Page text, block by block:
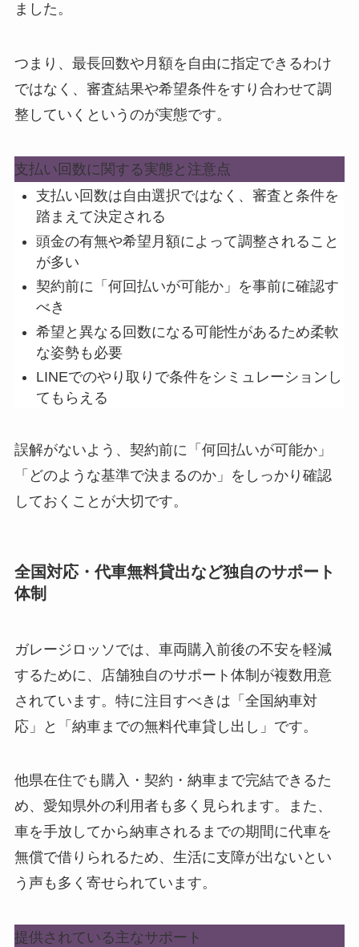
ました。
つまり、 最長回数や月額を自由に指定できるわけ
ではなく、審査結果や希望条件をすり合わせて調
整していく というのが実態です。
支払い回数に関する実態と注意点
支払い回数は自由選択ではなく、審査と条件を
踏まえて決定される
頭金の有無や希望月額によって調整されること
が多い
契約前に「何回払いが可能か」を事前に確認す
べき
希望と異なる回数になる可能性があるため柔軟
な姿勢も必要
LINEでのやり取りで条件をシミュレーションし
てもらえる
誤解がないよう、契約前に 「何回払いが可能か」
「どのような基準で決まるのか」 をしっかり確認
しておくことが大切です。
全国対応・代車無料貸出など独自のサポート
体制
ガレージロッソでは、車両購入前後の不安を軽減
するために、
店舗独自のサポート体制が複数用意
されています。特に注目すべきは「全国納車対
応」と「納車までの無料代車貸し出し」です。
他県在住でも購入・契約・納車まで完結できるた
め、愛知県外の利用者も多く見られます。また、
車を手放してから納車されるまでの期間に代車を
無償で借りられるため、生活に支障が出ないとい
う声も多く寄せられています。
提供されている主なサポート